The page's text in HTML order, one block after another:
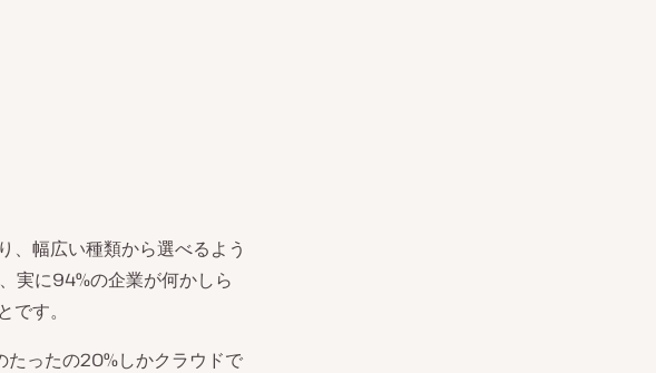
、幅広い種類から選べるよう
実に94%の企業が何かしら
す。
たったの20%しかクラウドで